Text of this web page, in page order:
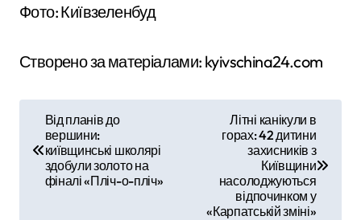
Фото: Київзеленбуд
Створено за матеріалами: kyivschina24.com
Від планів до
вершини:
київщинські школярі
здобули золото на
фіналі «Пліч-о-пліч»
Літні канікули в
горах: 42 дитини
захисників з
Київщини
насолоджуються
відпочинком у
«Карпатській зміні»